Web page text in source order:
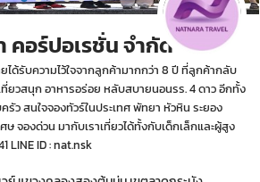
อร์ปอเรชั่น จำกัด
ได้รับความไว้ใจจากลูกค้ามากกว่า 8 ปี ที่ลูกค้ากลับ
ที่ยวสนุก อาหารอร่อย หลับสบายนอนรร. 4 ดาว อีกทั้ง
ว สนใจจองทัวร์ในประเทศ พัทยา หัวหิน ระยอง
ษ จองด่วน มากับเราเที่ยวได้ทั้งกับเด็กเล็กและผู้สูง
LINE ID : nat.nsk